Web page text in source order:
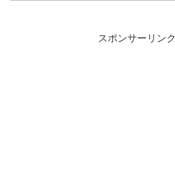
スポンサーリンク